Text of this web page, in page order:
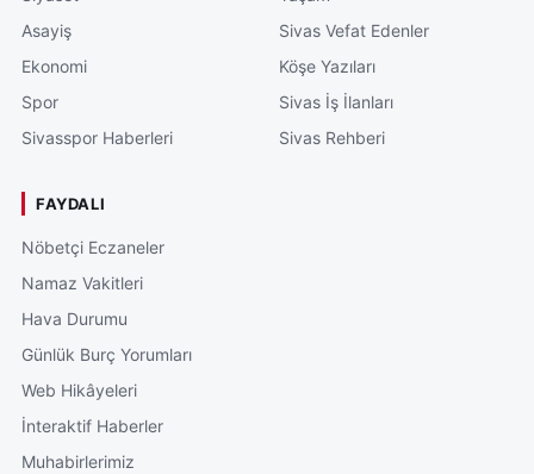
Asayiş
Ekonomi
Spor
Sivasspor Haberleri
Sivas Vefat Edenler
Köşe Yazıları
Sivas İş İlanları
Sivas Rehberi
FAYDALI
Nöbetçi Eczaneler
Namaz Vakitleri
Hava Durumu
Günlük Burç Yorumları
Web Hikâyeleri
İnteraktif Haberler
Muhabirlerimiz